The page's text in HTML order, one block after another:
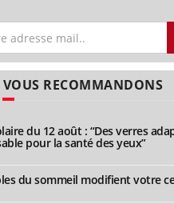
RECOMMANDONS
du 12 août : “Des verres
pour la santé des yeux”
du sommeil modifient votre